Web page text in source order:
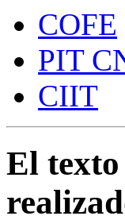
COFE
PIT
CIIT
El